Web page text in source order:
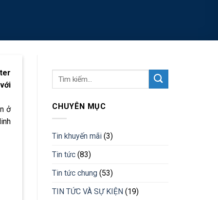
ở
CHUYÊN MỤC
Tin khuyến mãi (3)
Tin tức (83)
Tin tức chung (53)
TIN TỨC VÀ SỰ KIỆN (19)